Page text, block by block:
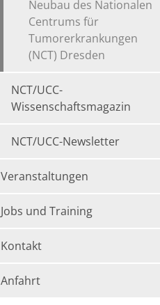
Neubau des Nationalen
Centrums für
Tumorerkrankungen
(NCT) Dresden
NCT/UCC-
Wissenschaftsmagazin
NCT/UCC-Newsletter
Veranstaltungen
Jobs und Training
Kontakt
Anfahrt